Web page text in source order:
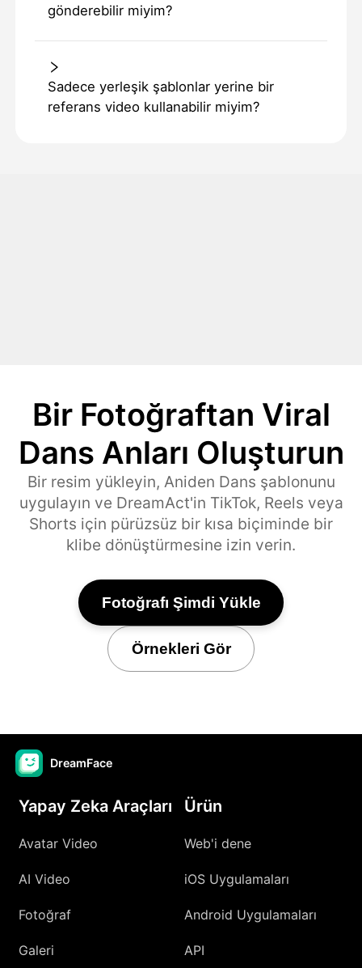
gönderebilir miyim?
Sadece yerleşik şablonlar yerine bir
referans video kullanabilir miyim?
Bir Fotoğraftan Viral
Dans Anları Oluşturun
Bir resim yükleyin, Aniden Dans şablonunu
uygulayın ve DreamAct'in TikTok, Reels veya
Shorts için pürüzsüz bir kısa biçiminde bir
klibe dönüştürmesine izin verin.
Fotoğrafı Şimdi Yükle
Örnekleri Gör
DreamFace
Yapay Zeka Araçları
Avatar Video
AI Video
Fotoğraf
Galeri
Ürün
Web'i dene
iOS Uygulamaları
Android Uygulamaları
API